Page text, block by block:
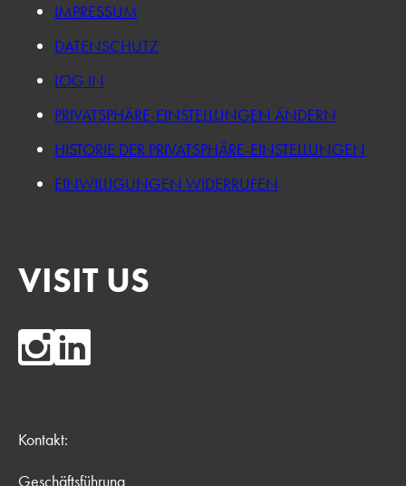
IMPRESSUM
DATENSCHUTZ
LOG IN
PRIVATSPHÄRE-EINSTELLUNGEN ÄNDERN
HISTORIE DER PRIVATSPHÄRE-EINSTELLUNGEN
EINWILLIGUNGEN WIDERRUFEN
VISIT US
Kontakt:
Geschäftsführung